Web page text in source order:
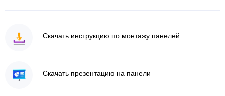
Скачать инструкцию по монтажу панелей
Скачать презентацию на панели